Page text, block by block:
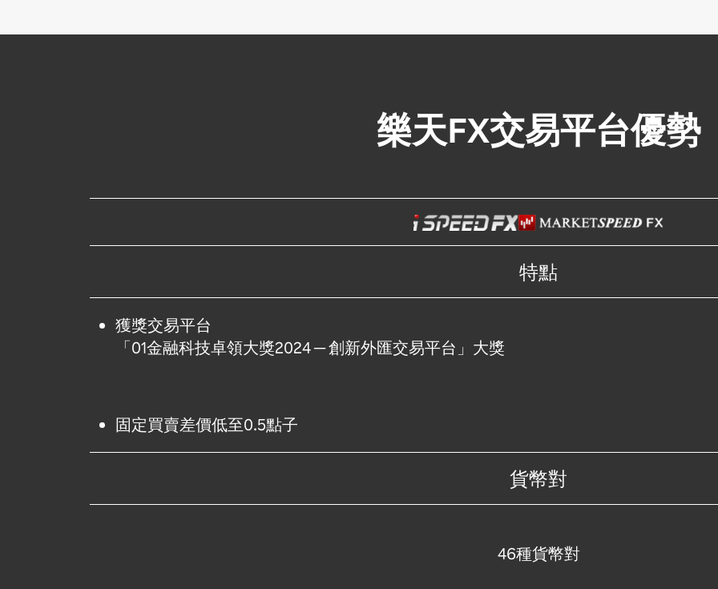
樂天FX交易平台優勢
特點
獲獎交易平台
「01金融科技卓領大獎2024 ─ 創新外匯交易平台」大獎
固定買賣差價低至0.5點子
貨幣對
46種貨幣對